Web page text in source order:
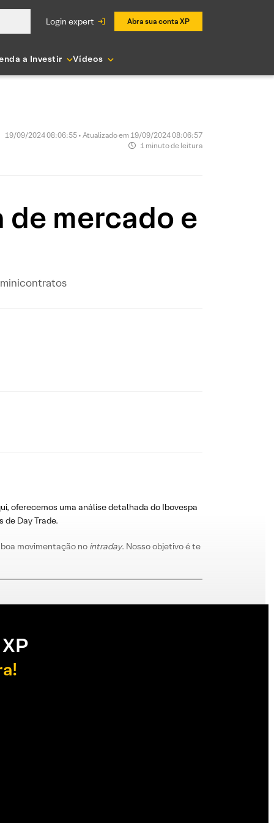
login expert Abra sua conta XP
a Investir Vídeos
19/09/2024 08:06:55 • Atualizado em 19/09/2024 08:06:57
1 minuto de leitura
mercado e
minicontratos
oferecemos uma análise detalhada do Ibovespa
Day Trade.
movimentação no intraday. Nosso objetivo é te